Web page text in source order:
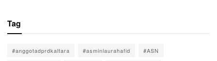
Tag
#anggotadprdkaltara #asminlaurahafid #ASN